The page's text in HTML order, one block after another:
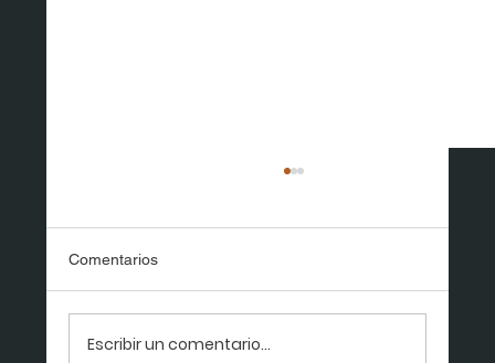
Comentarios
Escribir un comentario...